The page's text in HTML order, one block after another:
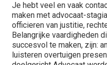
Je hebt veel en vaak
maken met advocaat-
officieren van justitie,
Belangrijke vaardigheden
succesvol te maken, zijn:
luisteren overtuigen